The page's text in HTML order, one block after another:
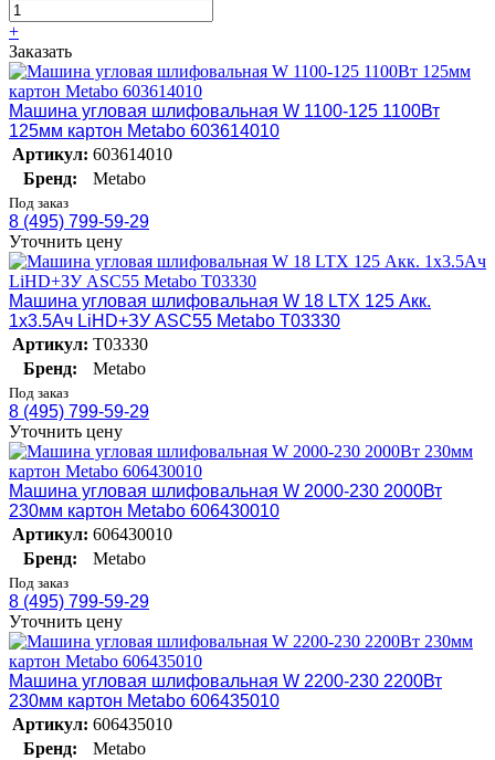
+
Заказать
Машина угловая шлифовальная W 1100-125 1100Вт
125мм картон Metabo 603614010
Артикул: 603614010
Бренд:
Metabo
Под заказ
8 (495) 799-59-29
Уточнить цену
Машина угловая шлифовальная W 18 LTX 125 Акк.
1х3.5Ач LiHD+ЗУ ASC55 Metabo T03330
Артикул: T03330
Бренд:
Metabo
Под заказ
8 (495) 799-59-29
Уточнить цену
Машина угловая шлифовальная W 2000-230 2000Вт
230мм картон Metabo 606430010
Артикул: 606430010
Бренд:
Metabo
Под заказ
8 (495) 799-59-29
Уточнить цену
Машина угловая шлифовальная W 2200-230 2200Вт
230мм картон Metabo 606435010
Артикул: 606435010
Бренд:
Metabo